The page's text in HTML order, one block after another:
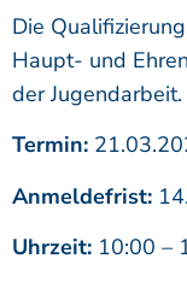
Die
Haupt- und
der Jugendarbeit.
Termin:
Anmeldefrist:
Uhrzeit: 10:00 –